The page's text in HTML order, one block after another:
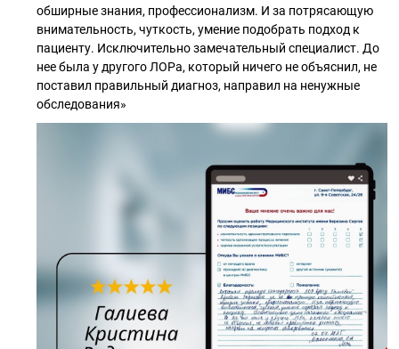
обширные знания, профессионализм. И за потрясающую
внимательность, чуткость, умение подобрать подход к
пациенту. Исключительно замечательный специалист. До
нее была у другого ЛОРа, который ничего не объяснил, не
поставил правильный диагноз, направил на ненужные
обследования»